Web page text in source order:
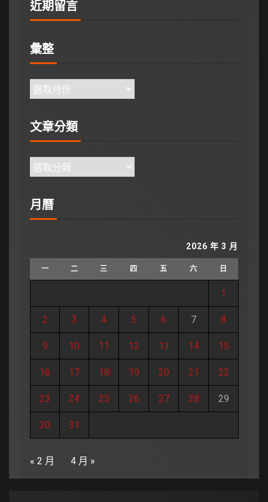
近期留言
彙整
文章分類
月曆
2026 年 3 月
一 二 三 四 五 六 日
1
2 3 4 5 6 7 8
9 10 11 12 13 14 15
16 17 18 19 20 21 22
23 24 25 26 27 28 29
30 31
« 2 月 4 月 »